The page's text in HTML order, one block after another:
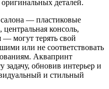
деталей.
— пластиковые
консоль,
— могут терять свой
или не соответствовать
Аквапринт
задачу, обновив интерьер и
и стильный